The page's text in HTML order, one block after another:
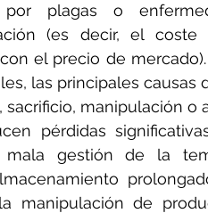
por plagas o
(es decir, el
el precio de
las principales causas
manipulación o
pérdidas
mala gestión de la
manipulación de